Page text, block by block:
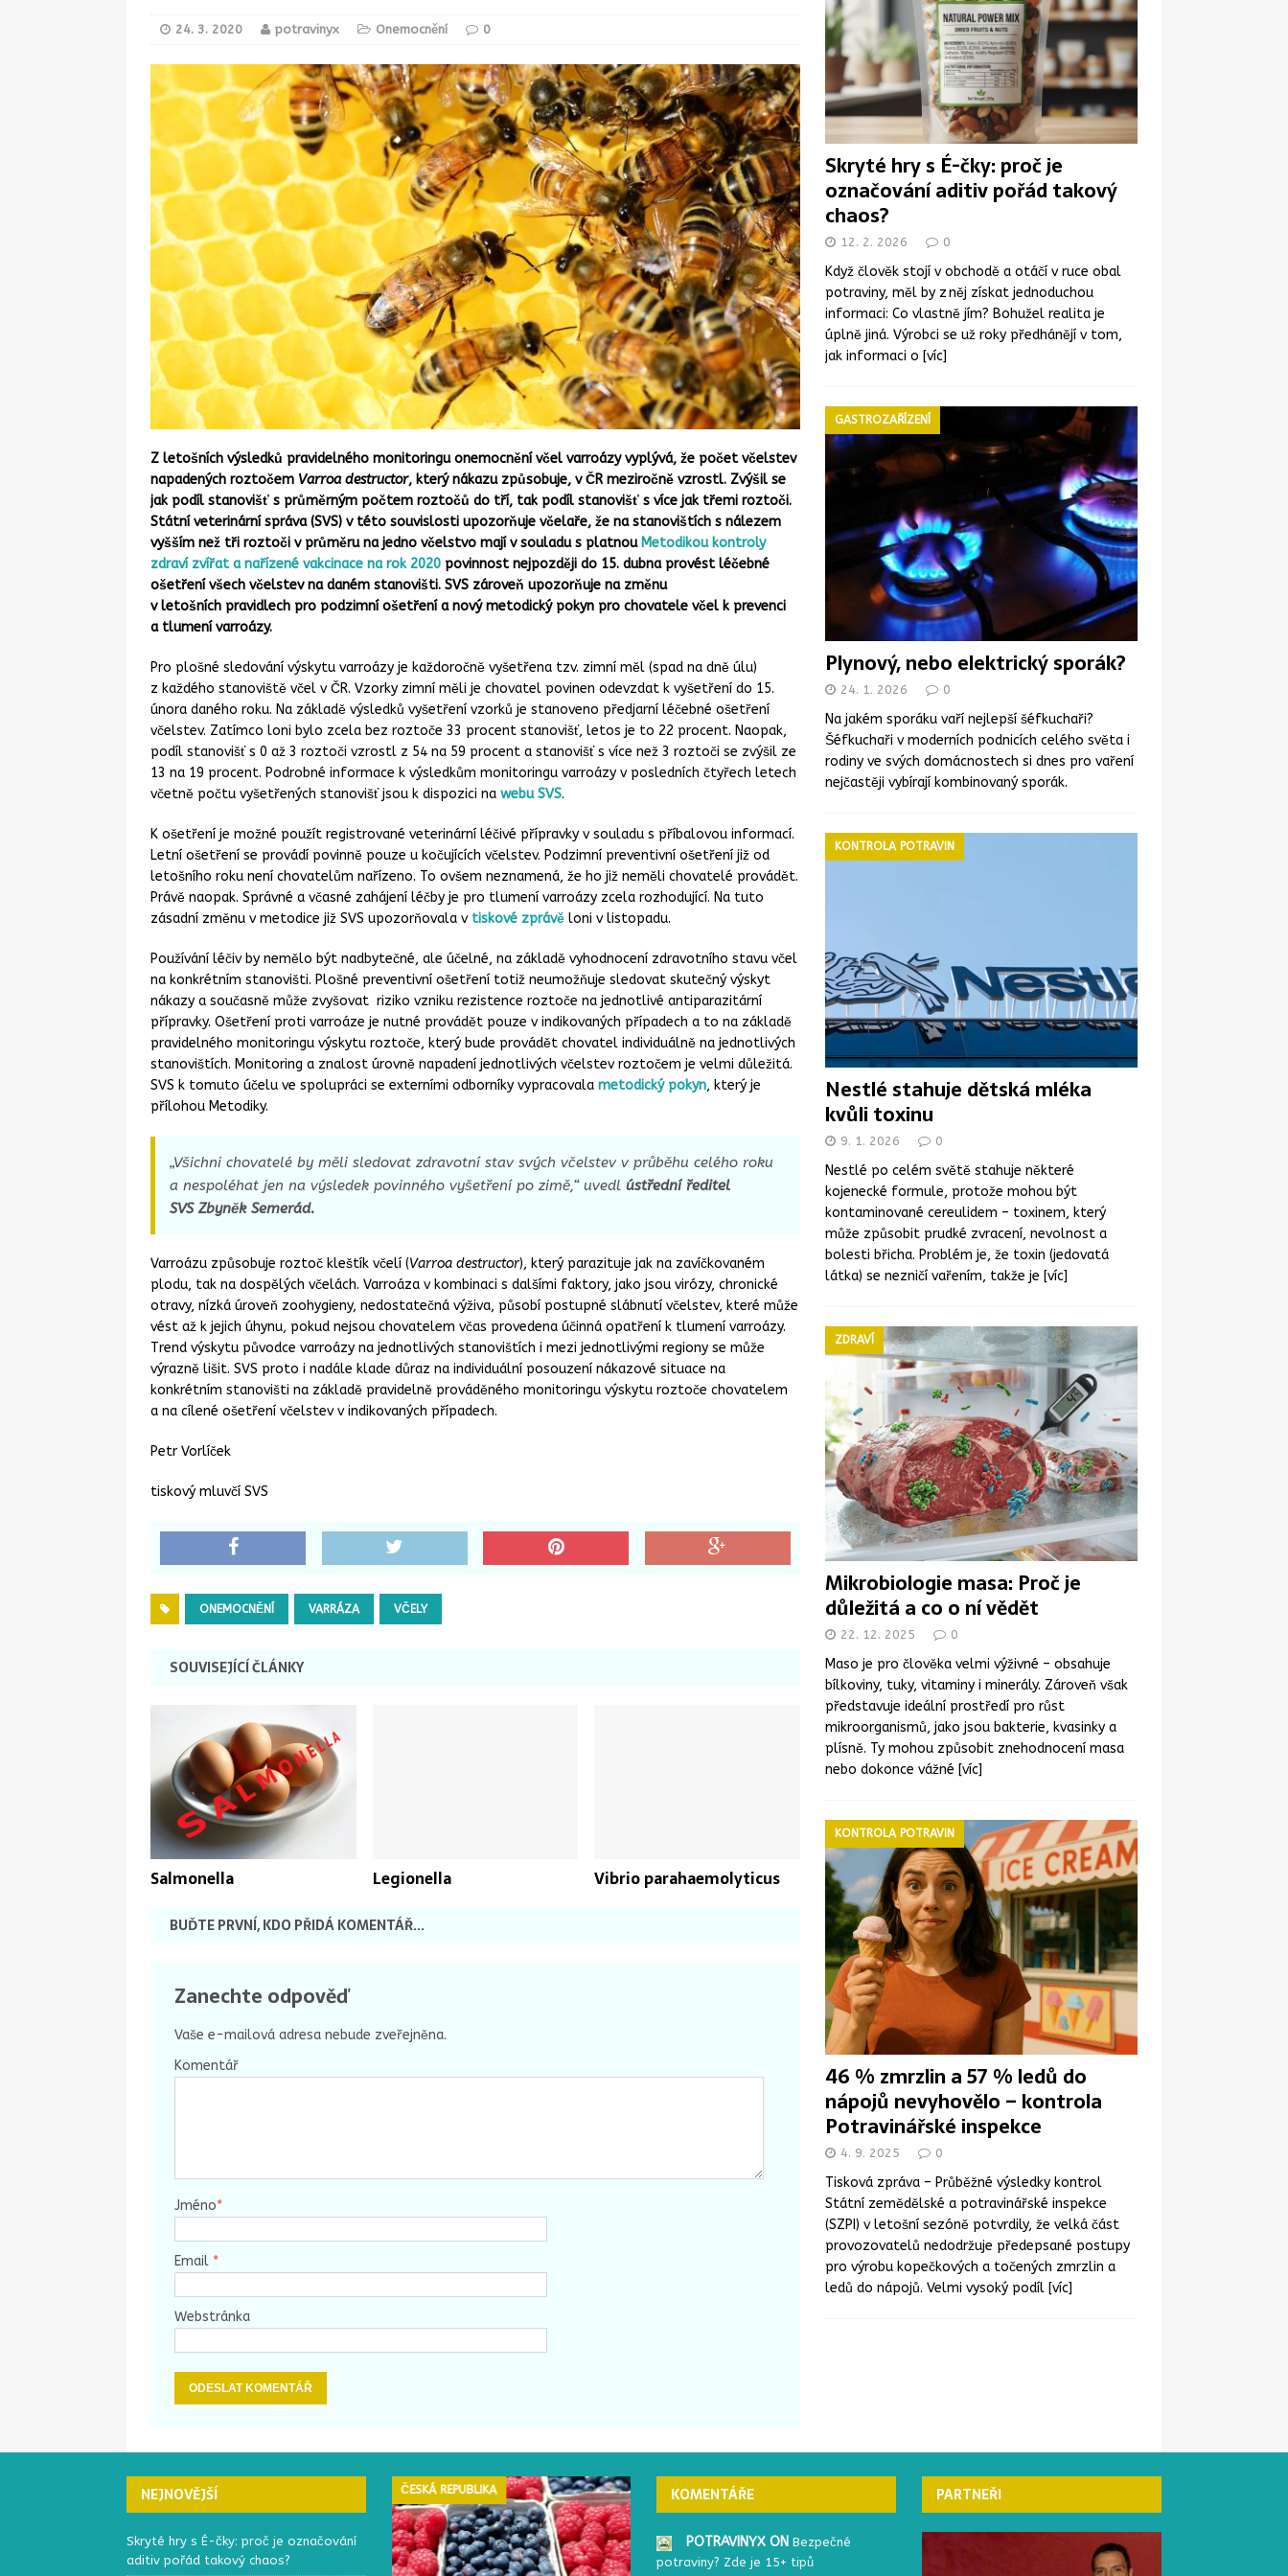
která se dotkla i včelích produktů
[ 28. 8. 2025 ] Nová pravidla pro školní jídelny: větší důraz na pestrost jídelníčku a kvalitu surovin,
méně cukru a soli STRAVOVÁNÍ
[ 19. 8. 2025 ] Téměř 200 kg problematického masa a vnitřností v halal prodejně v Brně
KONTROLA POTRAVIN
[ 18. 8. 2025 ] Francií otřásá epidemie listeriózy spojená se sýry, dva lidé zemřeli ONEMOCNĚNÍ
[ 29. 7. 2025 ] Melouny a bezpečnost v letních měsících: Co byste měli vědět ONEMOCNĚNÍ
24. 3. 2020 potravinyx Onemocnění 0
Z letošních výsledků pravidelného monitoringu onemocnění včel varroázy vyplývá, že počet včelstev
napadených roztočem Varroa destructor, který nákazu způsobuje, v ČR meziročně vzrostl. Zvýšil se
jak podíl stanovišť s průměrným počtem roztočů do tří, tak podíl stanovišť s více jak třemi roztoči.
Státní veterinární správa (SVS) v této souvislosti upozorňuje včelaře, že na stanovištích s nálezem
vyšším než tři roztoči v průměru na jedno včelstvo mají v souladu s platnou Metodikou kontroly
zdraví zvířat a nařízené vakcinace na rok 2020 povinnost nejpozději do 15. dubna provést léčebné
ošetření všech včelstev na daném stanovišti. SVS zároveň upozorňuje na změnu
v letošních pravidlech pro podzimní ošetření a nový metodický pokyn pro chovatele včel k prevenci
a tlumení varroázy.
Pro plošné sledování výskytu varroázy je každoročně vyšetřena tzv. zimní měl (spad na dně úlu)
z každého stanoviště včel v ČR. Vzorky zimní měli je chovatel povinen odevzdat k vyšetření do 15.
února daného roku. Na základě výsledků vyšetření vzorků je stanoveno předjarní léčebné ošetření
včelstev. Zatímco loni bylo zcela bez roztoče 33 procent stanovišť, letos je to 22 procent. Naopak,
podíl stanovišť s 0 až 3 roztoči vzrostl z 54 na 59 procent a stanovišť s více než 3 roztoči se zvýšil ze
13 na 19 procent. Podrobné informace k výsledkům monitoringu varroázy v posledních čtyřech letech
včetně počtu vyšetřených stanovišť jsou k dispozici na webu SVS.
K ošetření je možné použít registrované veterinární léčivé přípravky v souladu s příbalovou informací.
Letní ošetření se provádí povinně pouze u kočujících včelstev. Podzimní preventivní ošetření již od
letošního roku není chovatelům nařízeno. To ovšem neznamená, že ho již neměli chovatelé provádět.
Právě naopak. Správné a včasné zahájení léčby je pro tlumení varroázy zcela rozhodující. Na tuto
zásadní změnu v metodice již SVS upozorňovala v tiskové zprávě loni v listopadu.
Používání léčiv by nemělo být nadbytečné, ale účelné, na základě vyhodnocení zdravotního stavu včel
na konkrétním stanovišti. Plošné preventivní ošetření totiž neumožňuje sledovat skutečný výskyt
nákazy a současně může zvyšovat riziko vzniku rezistence roztoče na jednotlivé antiparazitární
přípravky. Ošetření proti varroáze je nutné provádět pouze v indikovaných případech a to na základě
pravidelného monitoringu výskytu roztoče, který bude provádět chovatel individuálně na jednotlivých
stanovištích. Monitoring a znalost úrovně napadení jednotlivých včelstev roztočem je velmi důležitá.
SVS k tomuto účelu ve spolupráci se externími odborníky vypracovala metodický pokyn, který je
přílohou Metodiky.
„Všichni chovatelé by měli sledovat zdravotní stav svých včelstev v průběhu celého roku
a nespoléhat jen na výsledek povinného vyšetření po zimě,“ uvedl ústřední ředitel
SVS Zbyněk Semerád.
Varroázu způsobuje roztoč kleštík včelí (Varroa destructor), který parazituje jak na zavíčkovaném
plodu, tak na dospělých včelách. Varroáza v kombinaci s dalšími faktory, jako jsou virózy, chronické
otravy, nízká úroveň zoohygieny, nedostatečná výživa, působí postupné slábnutí včelstev, které může
vést až k jejich úhynu, pokud nejsou chovatelem včas provedena účinná opatření k tlumení varroázy.
Trend výskytu původce varroázy na jednotlivých stanovištích i mezi jednotlivými regiony se může
výrazně lišit. SVS proto i nadále klade důraz na individuální posouzení nákazové situace na
konkrétním stanovišti na základě pravidelně prováděného monitoringu výskytu roztoče chovatelem
a na cílené ošetření včelstev v indikovaných případech.
Petr Vorlíček
tiskový mluvčí SVS
ONEMOCNĚNÍ VARRÁZA VČELY
SOUVISEJÍCÍ ČLÁNKY
Salmonella Legionella Vibrio parahaemolyticus
BUĎTE PRVNÍ, KDO PŘIDÁ KOMENTÁŘ...
Zanechte odpověď
Vaše e-mailová adresa nebude zveřejněna.
Komentář
Jméno*
Email *
Webstránka
Skryté hry s É-čky: proč je
označování aditiv pořád takový
chaos?
12. 2. 2026 0
Když člověk stojí v obchodě a otáčí v ruce obal
potraviny, měl by z něj získat jednoduchou
informaci: Co vlastně jím? Bohužel realita je
úplně jiná. Výrobci se už roky předhánějí v tom,
jak informaci o [víc]
Plynový, nebo elektrický sporák?
GASTROZAŘÍZENÍ
24. 1. 2026 0
Na jakém sporáku vaří nejlepší šéfkuchaři?
Šéfkuchaři v moderních podnicích celého světa i
rodiny ve svých domácnostech si dnes pro vaření
nejčastěji vybírají kombinovaný sporák.
Nestlé stahuje dětská mléka
kvůli toxinu
KONTROLA POTRAVIN
9. 1. 2026 0
Nestlé po celém světě stahuje některé
kojenecké formule, protože mohou být
kontaminované cereulidem – toxinem, který
může způsobit prudké zvracení, nevolnost a
bolesti břicha. Problém je, že toxin (jedovatá
látka) se nezničí vařením, takže je [víc]
Mikrobiologie masa: Proč je
důležitá a co o ní vědět
ZDRAVÍ
22. 12. 2025 0
Maso je pro člověka velmi výživné – obsahuje
bílkoviny, tuky, vitaminy i minerály. Zároveň však
představuje ideální prostředí pro růst
mikroorganismů, jako jsou bakterie, kvasinky a
plísně. Ty mohou způsobit znehodnocení masa
nebo dokonce vážné [víc]
46 % zmrzlin a 57 % ledů do
nápojů nevyhovělo – kontrola
Potravinářské inspekce
KONTROLA POTRAVIN
4. 9. 2025 0
Tisková zpráva – Průběžné výsledky kontrol
Státní zemědělské a potravinářské inspekce
(SZPI) v letošní sezóně potvrdily, že velká část
provozovatelů nedodržuje předepsané postupy
pro výrobu kopečkových a točených zmrzlin a
ledů do nápojů. Velmi vysoký podíl [víc]
NEJNOVĚJŠÍ
Skryté hry s É-čky: proč je označování
aditiv pořád takový chaos?
ČESKÁ REPUBLIKA ČESKÁ REPUBLIKA ČESKÁ REPUBLIKA ČESKÁ REPUBLIKA
KOMENTÁŘE
POTRAVINYX ONBezpečné
potraviny? Zde je 15+ tipů
PARTNEŘI